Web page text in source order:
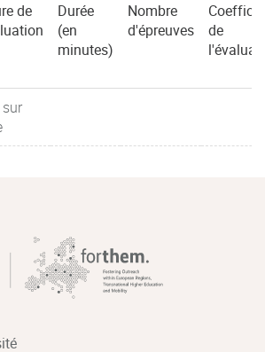
de
Durée
(en
minutes)
Nombre
d'épreuves
de